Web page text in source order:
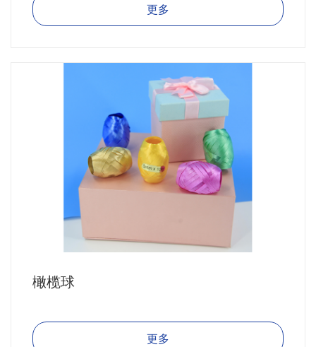
更多
橄榄球
更多